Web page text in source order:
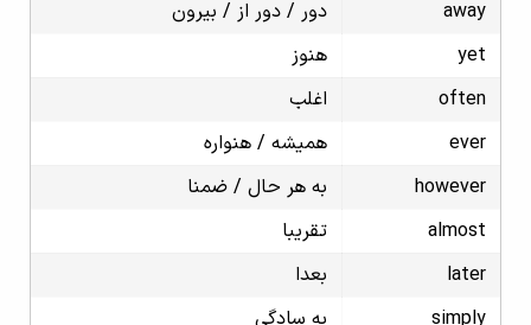
away
دور / دور از / بیرون
yet
هنوز
often
اغلب
ever
همیشه / هنواره
however
به هر حال / ضمنا
almost
تقریبا
later
بعدا
simply
به سادگی